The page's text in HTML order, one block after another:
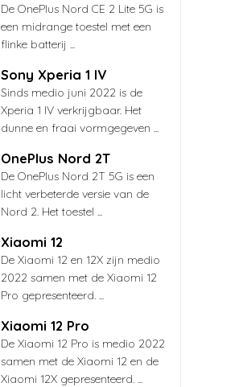
De OnePlus Nord CE 2 Lite 5G is
een midrange toestel met een
flinke batterij ...
Sony Xperia 1 IV
Sinds medio juni 2022 is de
Xperia 1 IV verkrijgbaar. Het
dunne en fraai vormgegeven ...
OnePlus Nord 2T
De OnePlus Nord 2T 5G is een
licht verbeterde versie van de
Nord 2. Het toestel ...
Xiaomi 12
De Xiaomi 12 en 12X zijn medio
2022 samen met de Xiaomi 12
Pro gepresenteerd. ...
Xiaomi 12 Pro
De Xiaomi 12 Pro is medio 2022
samen met de Xiaomi 12 en de
Xiaomi 12X gepresenteerd. ...